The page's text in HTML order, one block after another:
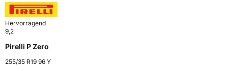
Hervorragend
9,2
Pirelli P Zero
255/35 R19 96 Y